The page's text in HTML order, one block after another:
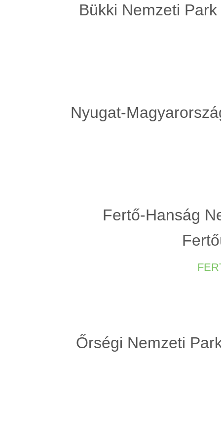
Bükki Nemzeti
Nyugat-
Fertő-Hanság
Őrségi Nemzeti